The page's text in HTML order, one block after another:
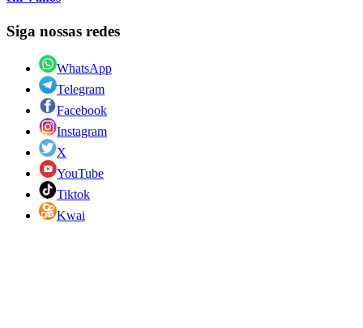
Siga nossas redes
WhatsApp
Telegram
Facebook
Instagram
X
YouTube
Tiktok
Kwai